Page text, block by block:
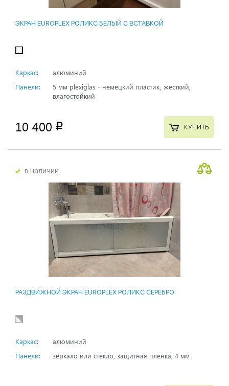
ЭКРАН EUROPLEX РОЛИКС БЕЛЫЙ С ВСТАВКОЙ
Каркас:
алюминий
Панели:
5 мм plexiglas - немецкий пластик, жесткий,
влагостойкий
10 400 p КУПИТЬ
в наличии
РАЗДВИЖНОЙ ЭКРАН EUROPLEX РОЛИКС СЕРЕБРО
Каркас:
алюминий
Панели:
зеркало или стекло, защитная пленка, 4 мм